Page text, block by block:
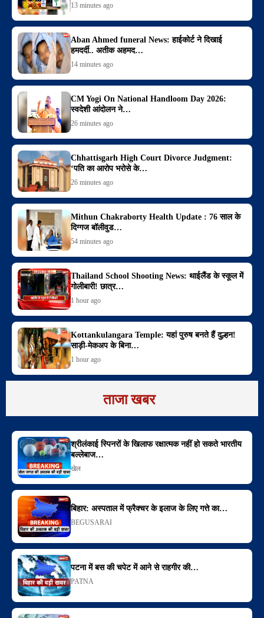
13 minutes ago
Aban Ahmed funeral News: हाईकोर्ट ने दिखाई
हमदर्दी.. अतीक अहमद…
14 minutes ago
CM Yogi On National Handloom Day 2026:
स्वदेशी आंदोलन ने…
26 minutes ago
Chhattisgarh High Court Divorce Judgment:
‘पति का आरोप भरोसे के…
26 minutes ago
Mithun Chakraborty Health Update : 76 साल के
दिग्गज बॉलीवुड…
54 minutes ago
Thailand School Shooting News: थाईलैंड के स्कूल में
गोलीबारी! छात्र…
1 hour ago
Kottankulangara Temple: यहां पुरुष बनते हैं दुल्हन!
साड़ी-मेकअप के बिना…
1 hour ago
ताजा खबर
श्रीलंकाई स्पिनरों के खिलाफ रक्षात्मक नहीं हो सकते भारतीय
बल्लेबाज…
खेल
बिहार: अस्पताल में फ्रैक्चर के इलाज के लिए गत्ते का…
BEGUSARAI
पटना में बस की चपेट में आने से राहगीर की…
PATNA